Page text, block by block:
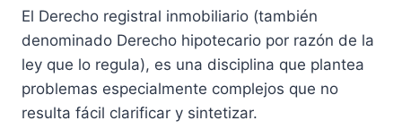
62,40 €.59,28 €.
El Derecho registral inmobiliario (también
denominado Derecho hipotecario por razón de la
ley que lo regula), es una disciplina que plantea
problemas especialmente complejos que no
resulta fácil clarificar y sintetizar.